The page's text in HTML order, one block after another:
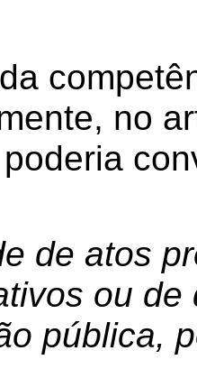
no
de atos
ou
pública,